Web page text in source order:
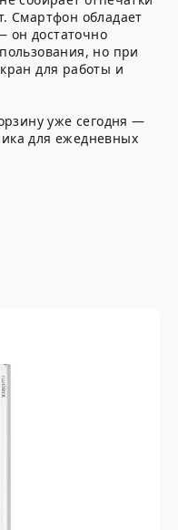
Смартфон обладает
достаточно
но при
для работы и
уже сегодня —
для ежедневных